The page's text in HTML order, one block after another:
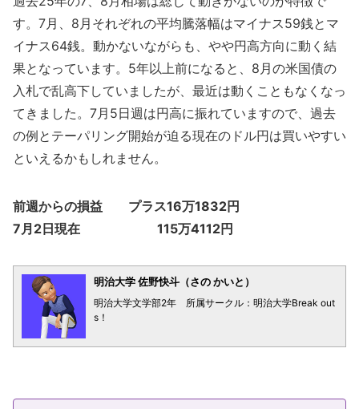
す。7月、8月それぞれの平均騰落幅はマイナス59銭とマ
イナス64銭。動かないながらも、やや円高方向に動く結
果となっています。5年以上前になると、8月の米国債の
入札で乱高下していましたが、最近は動くこともなくなっ
てきました。7月5日週は円高に振れていますので、過去
の例とテーパリング開始が迫る現在のドル円は買いやすい
といえるかもしれません。
前週からの損益 プラス16万1832円
7月2日現在 115万4112円
明治大学 佐野快斗（さの かいと）
明治大学文学部2年 所属サークル：明治大学Break out
s！